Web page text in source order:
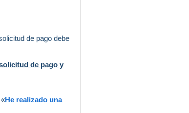
de pago debe
de pago y
He realizado una